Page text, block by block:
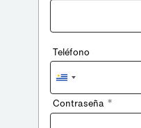
Teléfono
Uruguay
+598
Contraseña *